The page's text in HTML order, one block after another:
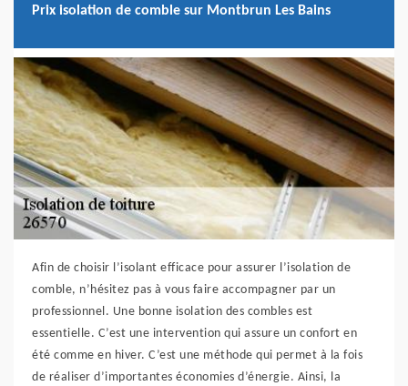
Prix isolation de comble sur Montbrun Les Bains
Afin de choisir l’isolant efficace pour assurer l’isolation de
comble, n’hésitez pas à vous faire accompagner par un
professionnel. Une bonne isolation des combles est
essentielle. C’est une intervention qui assure un confort en
été comme en hiver. C’est une méthode qui permet à la fois
de réaliser d’importantes économies d’énergie. Ainsi, la